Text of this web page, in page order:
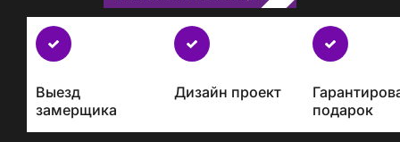
Бесплатно
с
проектом
Выезд
замерщика
Дизайн проект
подарок